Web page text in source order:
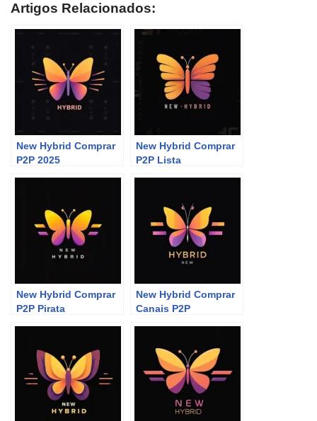
Artigos Relacionados:
New Hybrid Comprar
P2P 2025
New Hybrid Comprar
P2P Lista
New Hybrid Comprar
P2P Pirata
New Hybrid Comprar
Canais P2P